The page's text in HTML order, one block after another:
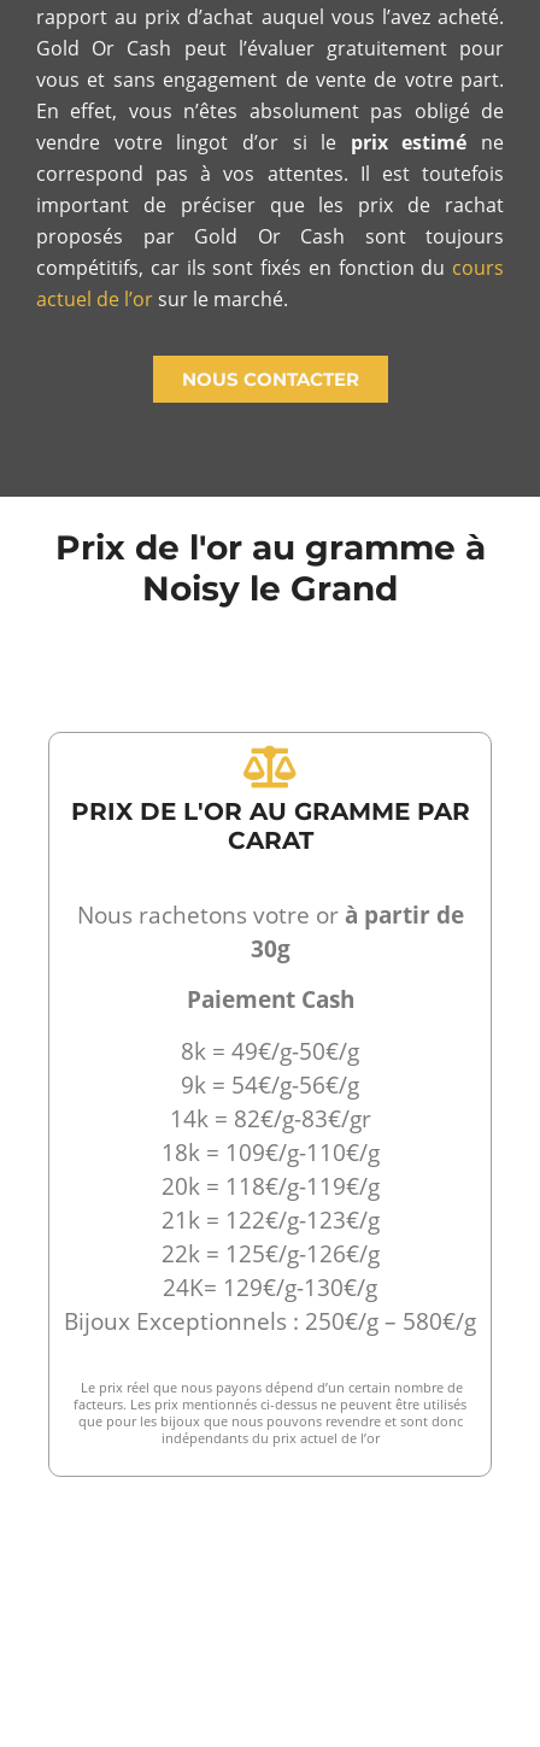
rapport au prix d’achat auquel vous l’avez acheté.
Gold Or Cash peut l’évaluer gratuitement pour
vous et sans engagement de vente de votre part.
En effet, vous n’êtes absolument pas obligé de
vendre votre lingot d’or si le prix estimé ne
correspond pas à vos attentes. Il est toutefois
important de préciser que les prix de rachat
proposés par Gold Or Cash sont toujours
compétitifs, car ils sont fixés en fonction du cours
actuel de l’or sur le marché.
NOUS CONTACTER
Prix de l'or au gramme à
Noisy le Grand
PRIX DE L'OR AU GRAMME PAR
CARAT
Nous rachetons votre orà partir de
30g
Paiement Cash
8k = 49€/g-50€/g
9k = 54€/g-56€/g
14k = 82€/g-83€/gr
18k = 109€/g-110€/g
20k = 118€/g-119€/g
21k = 122€/g-123€/g
22k = 125€/g-126€/g
24K= 129€/g-130€/g
Bijoux Exceptionnels : 250€/g – 580€/g
Le prix réel que nous payons dépend d’un certain nombre de
facteurs. Les prix mentionnés ci-dessus ne peuvent être utilisés
que pour les bijoux que nous pouvons revendre et sont donc
indépendants du prix actuel de l’or